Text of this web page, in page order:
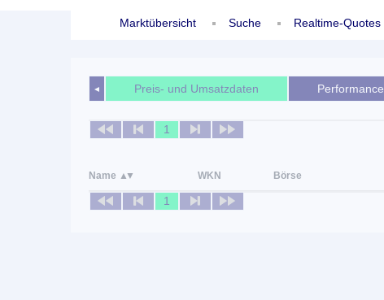
Marktübersicht Suche Realtime-Quotes
◄ Preis- und Umsatzdaten Performance
1
Name WKN Börse
1